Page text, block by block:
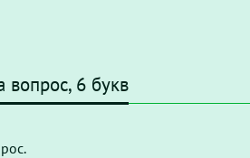
вопрос, 6 букв